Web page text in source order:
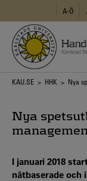
huvudinnehåll
A-Ö
Länkstig
KAU.SE > HHK > Nya
Nya
I januari 2018
nätbaserade och